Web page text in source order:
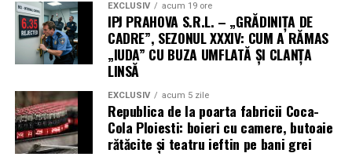
EXCLUSIV acum 19 ore
IPJ PRAHOVA S.R.L. – „GRĂDINIȚA DE
CADRE”, SEZONUL XXXIV: CUM A RĂMAS
„IUDA” CU BUZA UMFLATĂ ȘI CLANȚA
LINSĂ
EXCLUSIV acum 5 zile
Republica de la poarta fabricii Coca-
Cola Ploiesti: boieri cu camere, butoaie
rătăcite și teatru ieftin pe bani grei